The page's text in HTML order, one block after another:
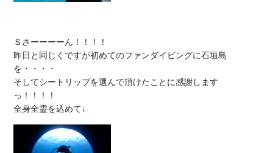
Ｓさーーーーん！！！！
昨日と同じくですが初めてのファンダイビングに石垣島
を・・・・
そしてシートリップを選んで頂けたことに感謝します
っ！！！！